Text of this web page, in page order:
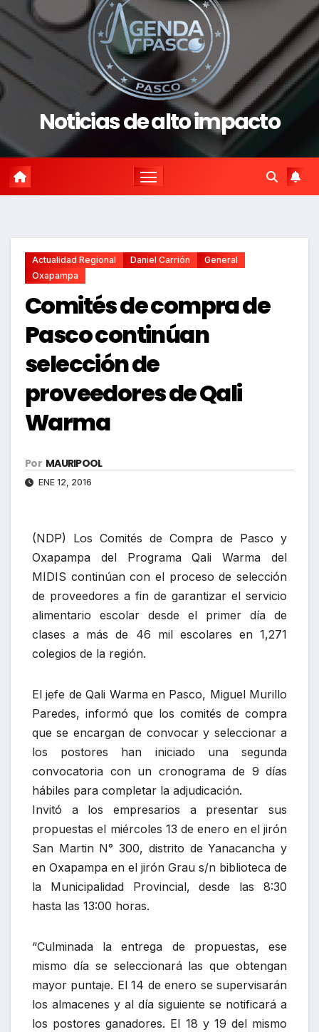
Noticias de alto impacto
Actualidad Regional Daniel Carrión
General
Oxapampa
Comités de compra de
Pasco continúan
selección de
proveedores de Qali
Warma
Por MAURIPOOL
ENE 12, 2016
(NDP) Los Comités de Compra de Pasco y
Oxapampa del Programa Qali Warma del
MIDIS continúan con el proceso de selección
de proveedores a fin de garantizar el servicio
alimentario escolar desde el primer día de
clases a más de 46 mil escolares en 1,271
colegios de la región.
El jefe de Qali Warma en Pasco, Miguel Murillo
Paredes, informó que los comités de compra
que se encargan de convocar y seleccionar a
los postores han iniciado una segunda
convocatoria con un cronograma de 9 días
hábiles para completar la adjudicación.
Invitó a los empresarios a presentar sus
propuestas el miércoles 13 de enero en el jirón
San Martin N° 300, distrito de Yanacancha y
en Oxapampa en el jirón Grau s/n biblioteca de
la Municipalidad Provincial, desde las 8:30
hasta las 13:00 horas.
“Culminada la entrega de propuestas, ese
mismo día se seleccionará las que obtengan
mayor puntaje. El 14 de enero se supervisarán
los almacenes y al día siguiente se notificará a
los postores ganadores. El 18 y 19 del mismo